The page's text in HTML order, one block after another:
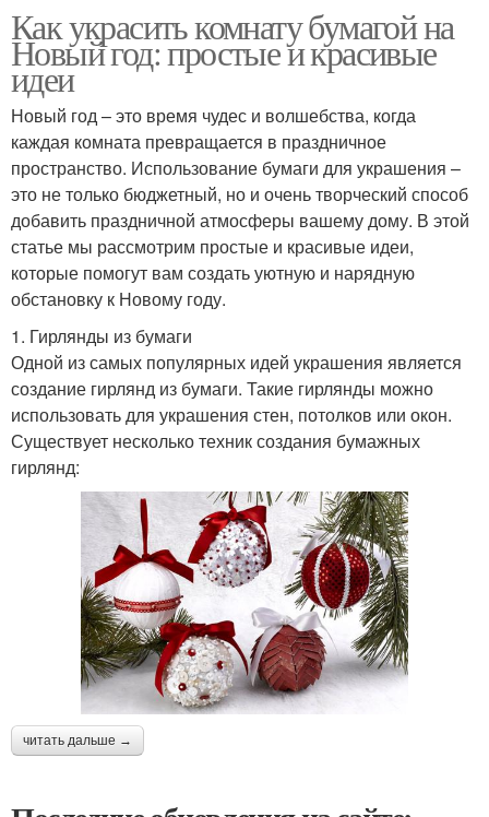
Как украсить комнату бумагой на
Новый год: простые и красивые
идеи
Новый год – это время чудес и волшебства, когда
каждая комната превращается в праздничное
пространство. Использование бумаги для украшения –
это не только бюджетный, но и очень творческий способ
добавить праздничной атмосферы вашему дому. В этой
статье мы рассмотрим простые и красивые идеи,
которые помогут вам создать уютную и нарядную
обстановку к Новому году.
1. Гирлянды из бумаги
Одной из самых популярных идей украшения является
создание гирлянд из бумаги. Такие гирлянды можно
использовать для украшения стен, потолков или окон.
Существует несколько техник создания бумажных
гирлянд:
читать дальше →